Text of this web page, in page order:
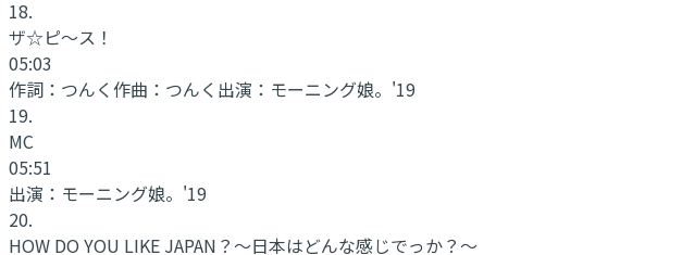
18.
ザ☆ピ～ス！
05:03
作詞： つんく作曲： つんく 出演： モーニング娘。'19
19.
MC
05:51
出演： モーニング娘。'19
20.
HOW DO YOU LIKE JAPAN？～日本はどんな感じでっか？～